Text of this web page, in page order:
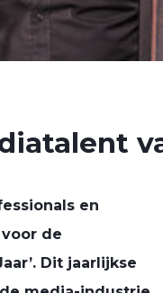
en
de
Dit jaarlijkse